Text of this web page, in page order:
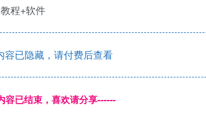
已隐藏，请付费后查看
容已结束，喜欢请分享------